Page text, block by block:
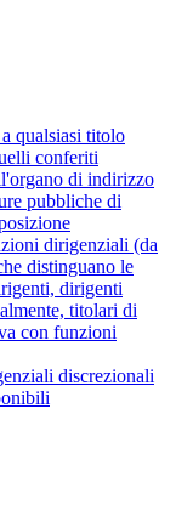
qualsiasi titolo
conferiti
di indirizzo
pubbliche di
dirigenziali (da
distinguano le
dirigenti
titolari di
con funzioni
discrezionali